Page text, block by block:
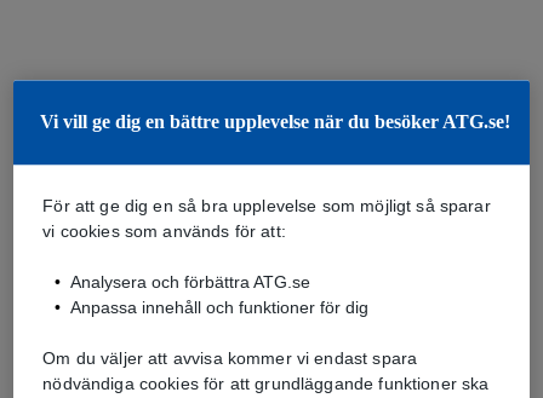
Vi vill ge dig en bättre upplevelse när du besöker ATG.se!
För att ge dig en så bra upplevelse som möjligt så sparar
vi cookies som används för att:
Analysera och förbättra ATG.se
Anpassa innehåll och funktioner för dig
Om du väljer att avvisa kommer vi endast spara
nödvändiga cookies för att grundläggande funktioner ska